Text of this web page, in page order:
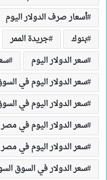
أسعار صرف الدولار اليوم
بنوك
جريدة الممر
سعر الدولار اليوم
سعر الدولار اليوم في
سعر الدولار اليوم في
سعر الدولار اليوم في مصر
سعر الدولار اليوم في
سعر الدولار في السوق